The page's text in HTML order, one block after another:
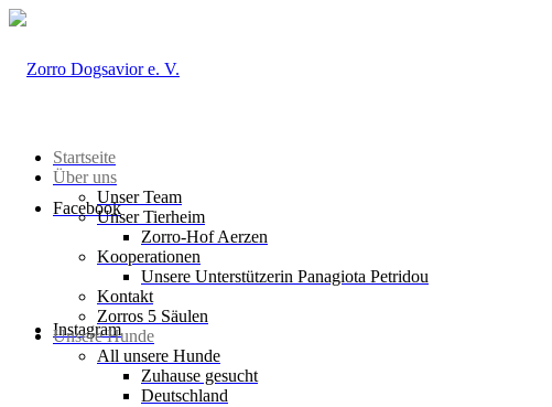
Facebook
Instagram
Startseite
Über uns
Unser Team
Unser Tierheim
Zorro-Hof Aerzen
Kooperationen
Unsere Unterstützerin Panagiota Petridou
Kontakt
Zorros 5 Säulen
Unsere Hunde
All unsere Hunde
Zuhause gesucht
Deutschland